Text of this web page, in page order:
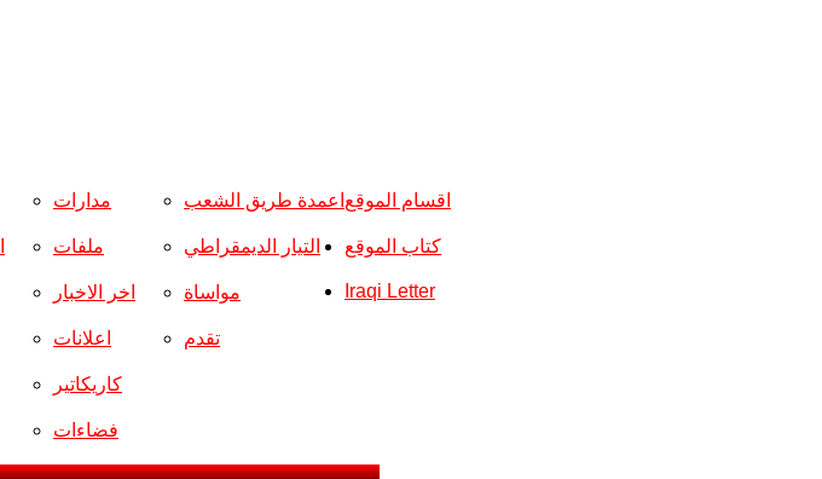
اقسام الموقع مدارات
ملفات
اخر الاخبار
اعلانات
كاريكاتير
فضاءات
اعمدة طريق الشعب
التيار الديمقراطي
مواساة
تقدم
كتاب الموقع
Iraqi Letter